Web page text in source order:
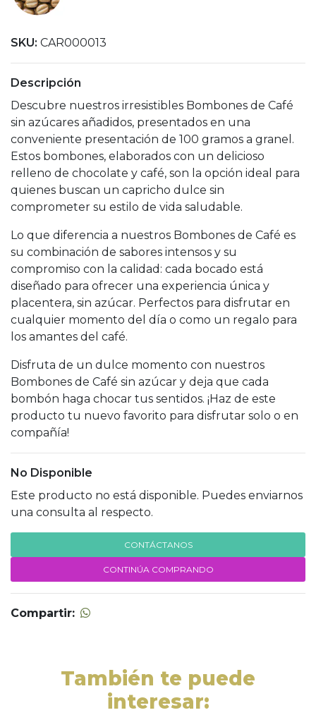
SKU: CAR000013
Descripción
Descubre nuestros irresistibles Bombones de Café
sin azúcares añadidos, presentados en una
conveniente presentación de 100 gramos a granel.
Estos bombones, elaborados con un delicioso
relleno de chocolate y café, son la opción ideal para
quienes buscan un capricho dulce sin
comprometer su estilo de vida saludable.
Lo que diferencia a nuestros Bombones de Café es
su combinación de sabores intensos y su
compromiso con la calidad: cada bocado está
diseñado para ofrecer una experiencia única y
placentera, sin azúcar. Perfectos para disfrutar en
cualquier momento del día o como un regalo para
los amantes del café.
Disfruta de un dulce momento con nuestros
Bombones de Café sin azúcar y deja que cada
bombón haga chocar tus sentidos. ¡Haz de este
producto tu nuevo favorito para disfrutar solo o en
compañía!
No Disponible
Este producto no está disponible. Puedes enviarnos
una consulta al respecto.
CONTÁCTANOS
CONTINÚA COMPRANDO
Compartir:
También te puede
interesar: